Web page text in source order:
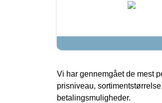
Vi har gennemgået de mest
prisniveau,
betalingsmuligheder.